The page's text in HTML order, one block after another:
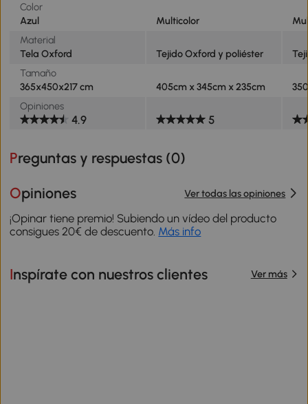
Color
Azul
Multicolor
Material
Tela Oxford
Tejido Oxford y poliéster
Tamaño
365x450x217 cm
405cm x 345cm x 235cm
Opiniones
4.9 5
Preguntas y respuestas (0)
Opiniones Ver todas las opiniones
¡Opinar tiene premio! Subiendo un vídeo del producto
consigues 20€ de descuento. Más info
Inspírate con nuestros clientes Ver más